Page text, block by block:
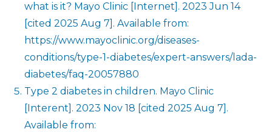
what is it? Mayo Clinic [Internet]. 2023 Jun 14
[cited 2025 Aug 7]. Available from:
https://www.mayoclinic.org/diseases-
conditions/type-1-diabetes/expert-answers/lada-
diabetes/faq-20057880
Type 2 diabetes in children. Mayo Clinic
[Interent]. 2023 Nov 18 [cited 2025 Aug 7].
Available from: